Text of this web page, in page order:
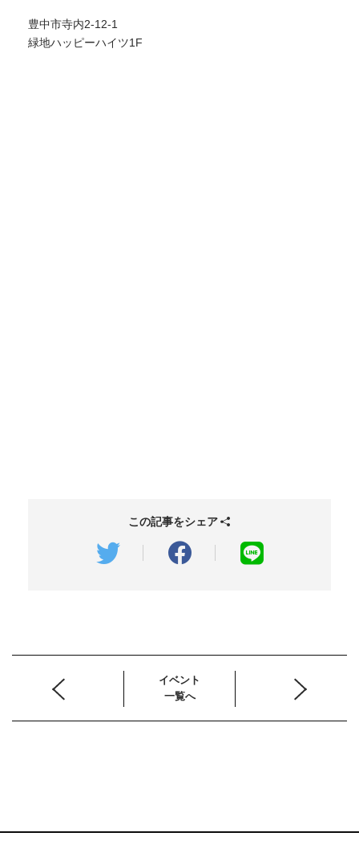
豊中市寺内2-12-1
緑地ハッピーハイツ1F
この記事をシェア
イベント
一覧へ